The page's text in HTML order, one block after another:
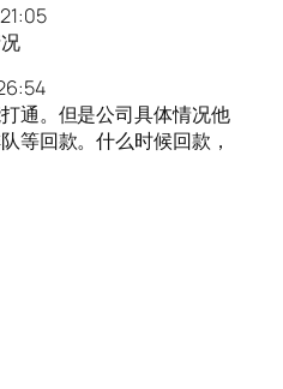
通。但是公司具体情况他
等回款。什么时候回款，